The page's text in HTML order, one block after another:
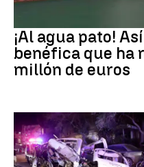
¡Al agua pato!
benéfica que ha
millón de euros